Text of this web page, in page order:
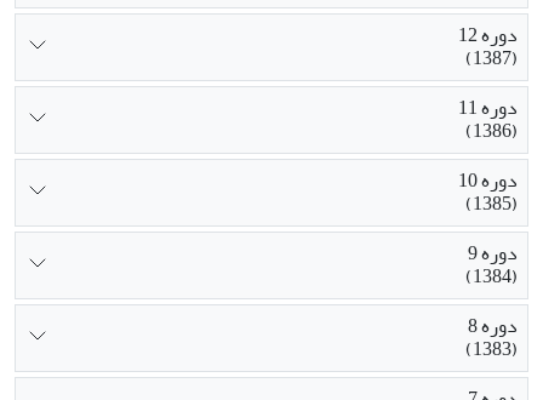
دوره 12
(1387)
دوره 11
(1386)
دوره 10
(1385)
دوره 9
(1384)
دوره 8
(1383)